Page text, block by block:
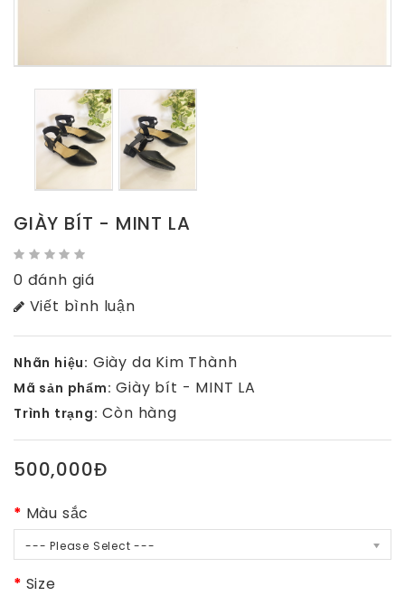
GIÀY BÍT - MINT LA
0 đánh giá
Viết bình luận
Nhãn hiệu: Giày da Kim Thành
Mã sản phẩm: Giày bít - MINT LA
Trình trạng: Còn hàng
500,000Đ
Màu sắc
--- Please Select ---
Size